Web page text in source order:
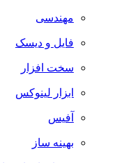
مهندسی
فایل و دیسک
سخت افزار
ابزار لینوکس
آفیس
بهینه ساز